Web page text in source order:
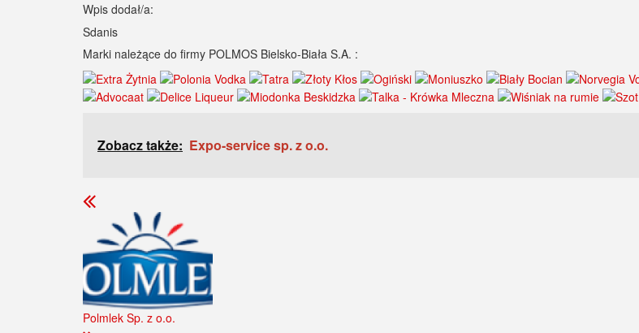
Wpis dodał/a:
Sdanis
Marki należące do firmy POLMOS Bielsko-Biała S.A. :
Zobacz także: Expo-service sp. z o.o.
Polmlek Sp. z o.o.